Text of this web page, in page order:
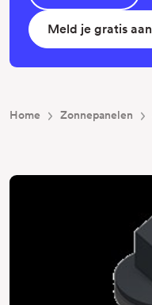
Meld je gratis aan
Home Zonnepanelen